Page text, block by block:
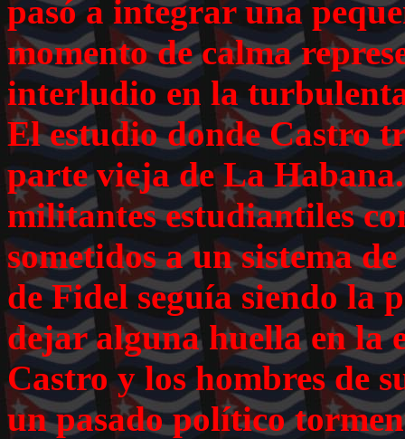
pasó a integrar una
momento de calma
interludio en la
El estudio donde Castro
parte vieja de La
militantes estudiantiles
sometidos a un sistema
de Fidel seguía siendo la
dejar alguna huella en la
Castro y los hombres de
un pasado político